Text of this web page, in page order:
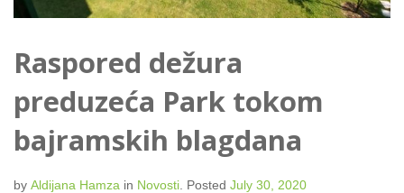
Raspored dežura
preduzeća Park tokom
bajramskih blagdana
by Aldijana Hamza in Novosti Posted July 30, 2020